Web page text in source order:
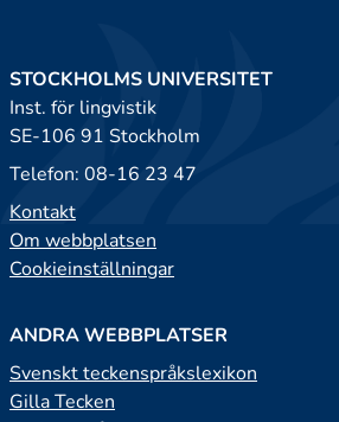
STOCKHOLMS UNIVERSITET
Inst. för lingvistik
SE-106 91 Stockholm
Telefon: 08-16 23 47
Kontakt
Om webbplatsen
Cookieinställningar
ANDRA WEBBPLATSER
Svenskt teckenspråkslexikon
Gilla Tecken